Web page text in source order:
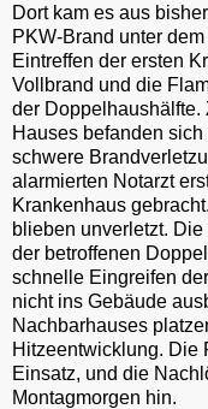
Dort kam es aus
PKW-Brand unter
Eintreffen der ersten
Vollbrand und die
der Doppelhaushälfte.
Hauses befanden
schwere
alarmierten Notarzt
Krankenhaus
blieben unverletzt.
der betroffenen
schnelle Eingreifen
nicht ins Gebäude
Nachbarhauses
Hitzeentwicklung. Die
Einsatz, und die
Montagmorgen hin.